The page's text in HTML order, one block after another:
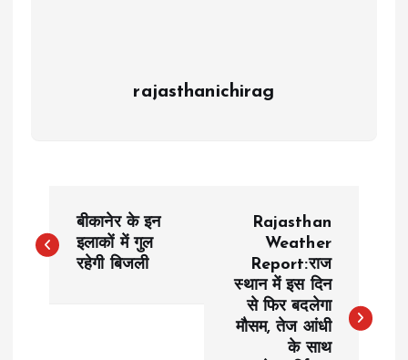
rajasthanichirag
o
बीकानेर के इन
इलाकों में गुल
रहेगी बिजली
Rajasthan
Weather
Report:राज
स्थान में इस दिन
से फिर बदलेगा
मौसम, तेज आंधी
के साथ